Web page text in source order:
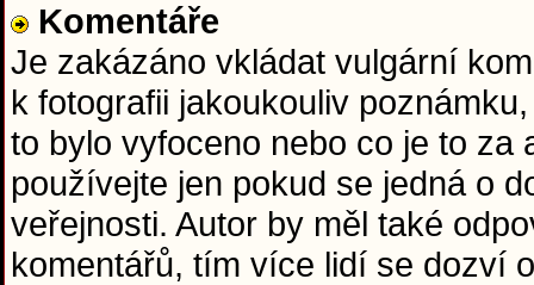
Komentáře
Je zakázáno vkládat vulgární
k fotografii jakoukouliv
to bylo vyfoceno nebo co je to za
používejte jen pokud se jedná o
veřejnosti. Autor by měl také
komentářů, tím více lidí se dozví